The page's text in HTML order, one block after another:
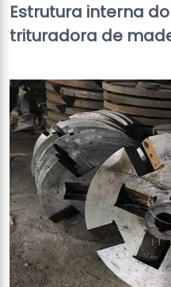
Estrutura interna
trituradora de